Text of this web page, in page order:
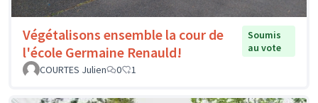
Végétalisons ensemble la cour de
l'école Germaine Renauld!
Soumis
au vote
COURTES Julien
0 1